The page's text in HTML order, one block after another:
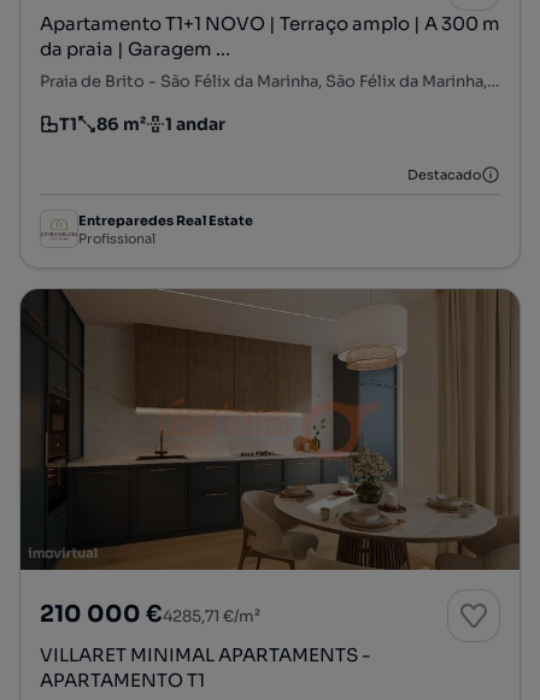
Apartamento T1+1 NOVO | Terraço amplo | A 300 m
da praia | Garagem ...
Praia de Brito - São Félix da Marinha, São Félix da Marinha, Vila Nova de Gaia, Porto
Tipologia
T1
Preço por metro quadrado
86 m²
Andar 1 andar
Destacado
Entreparedes Real Estate
Profissional
210 000 €4285,71 €/m²
VILLARET MINIMAL APARTAMENTS -
APARTAMENTO T1